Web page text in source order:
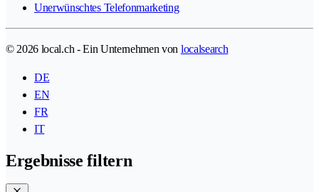
Unerwünschtes Telefonmarketing
© 2026 local.ch - Ein Unternehmen von localsearch
DE
EN
FR
IT
Ergebnisse filtern